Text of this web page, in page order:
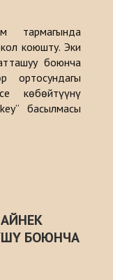
тармагында
коюшту. Эки
боюнча
ортосундагы
көбөйтүүнү
басылмасы
БОЮНЧА